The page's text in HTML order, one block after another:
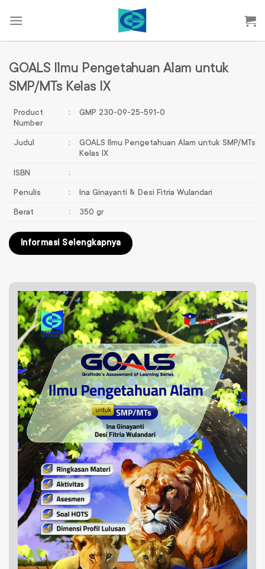
GOALS Ilmu Pengetahuan Alam untuk
SMP/MTs Kelas IX
Product
Number
: GMP 230-09-25-591-0
Judul :
GOALS Ilmu Pengetahuan Alam untuk SMP/MTs
Kelas IX
ISBN :
Penulis : Ina Ginayanti & Desi Fitria Wulandari
Berat : 350 gr
Informasi Selengkapnya